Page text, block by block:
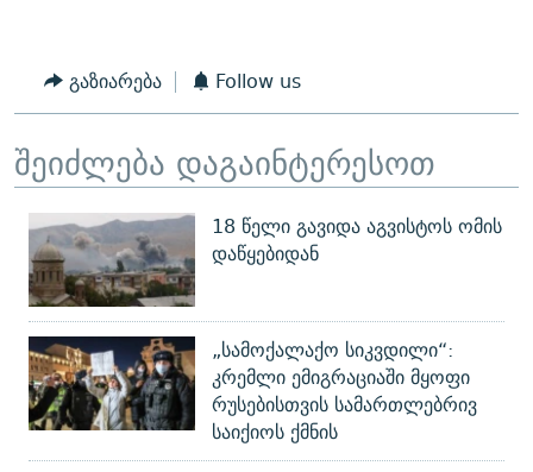
გაზიარება Follow us
შეიძლება დაგაინტერესოთ
18 წელი გავიდა აგვისტოს ომის
დაწყებიდან
„სამოქალაქო სიკვდილი“:
კრემლი ემიგრაციაში მყოფი
რუსებისთვის სამართლებრივ
საიქიოს ქმნის